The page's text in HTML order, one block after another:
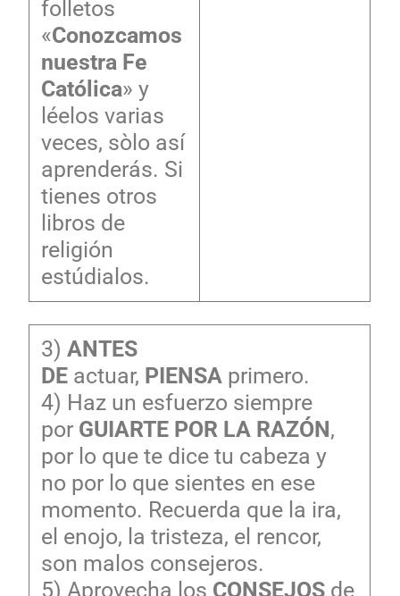
folletos
«Conozcamos
nuestra Fe
Católica» y
léelos varias
veces, sòlo así
aprenderás. Si
tienes otros
libros de
religión
estúdialos.
3) ANTES
DEactuar, PIENSAprimero.
4) Haz un esfuerzo siempre
por GUIARTE POR LA RAZÓN,
por lo que te dice tu cabeza y
no por lo que sientes en ese
momento. Recuerda que la ira,
el enojo, la tristeza, el rencor,
son malos consejeros.
5) Aprovecha los CONSEJOSde